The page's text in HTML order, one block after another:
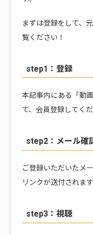
まずは登録をして、
覧ください！
step1：登録
本記事内にある「動
て、会員登録してく
step2：メール確
ご登録いただいたメ
リンクが送付されます
step3：視聴